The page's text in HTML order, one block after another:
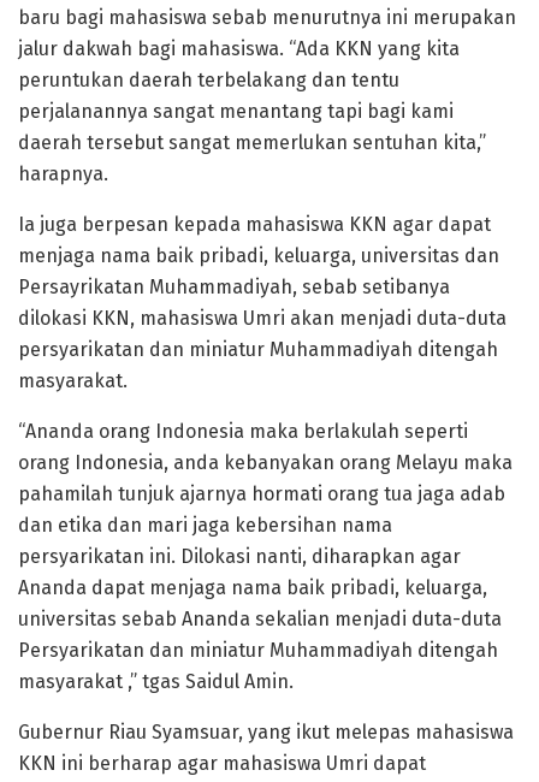
baru bagi mahasiswa sebab menurutnya ini merupakan
jalur dakwah bagi mahasiswa. “Ada KKN yang kita
peruntukan daerah terbelakang dan tentu
perjalanannya sangat menantang tapi bagi kami
daerah tersebut sangat memerlukan sentuhan kita,”
harapnya.
Ia juga berpesan kepada mahasiswa KKN agar dapat
menjaga nama baik pribadi, keluarga, universitas dan
Persayrikatan Muhammadiyah, sebab setibanya
dilokasi KKN, mahasiswa Umri akan menjadi duta-duta
persyarikatan dan miniatur Muhammadiyah ditengah
masyarakat.
“Ananda orang Indonesia maka berlakulah seperti
orang Indonesia, anda kebanyakan orang Melayu maka
pahamilah tunjuk ajarnya hormati orang tua jaga adab
dan etika dan mari jaga kebersihan nama
persyarikatan ini. Dilokasi nanti, diharapkan agar
Ananda dapat menjaga nama baik pribadi, keluarga,
universitas sebab Ananda sekalian menjadi duta-duta
Persyarikatan dan miniatur Muhammadiyah ditengah
masyarakat ,” tgas Saidul Amin.
Gubernur Riau Syamsuar, yang ikut melepas mahasiswa
KKN ini berharap agar mahasiswa Umri dapat